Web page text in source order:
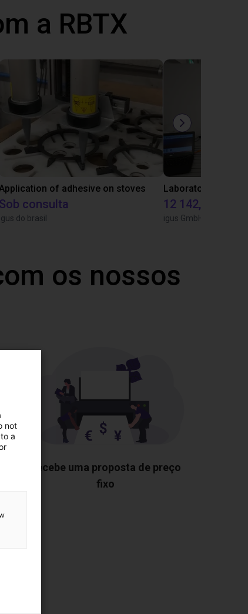
a RBTX
of adhesive on stoves
Sob consulta
Igus do brasil
12 142,16 €
igus GmbH
os nossos
Recebe uma proposta de preço
fixo
not
a